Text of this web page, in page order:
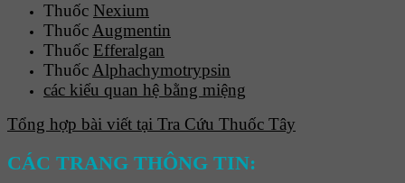
Thuốc Nexium
ThuốcAugmentin
Thuốc Efferalgan
ThuốcAlphachymotrypsin
các kiểu quan hệ bằng miệng
Tổng hợp bài viết tại Tra Cứu Thuốc Tây
CÁC TRANG THÔNG TIN: